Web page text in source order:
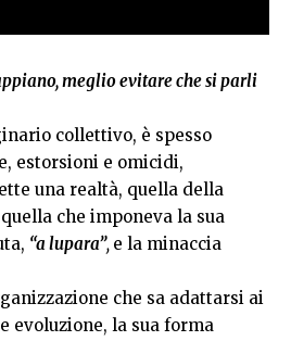
meglio evitare che si parli
collettivo, è spesso
estorsioni e omicidi,
una realtà, quella della
che imponeva la sua
“a lupara”, e la minaccia
che sa adattarsi ai
evoluzione, la sua forma